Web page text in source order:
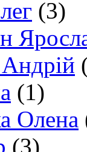
(3)
(1)
Олена
(3)